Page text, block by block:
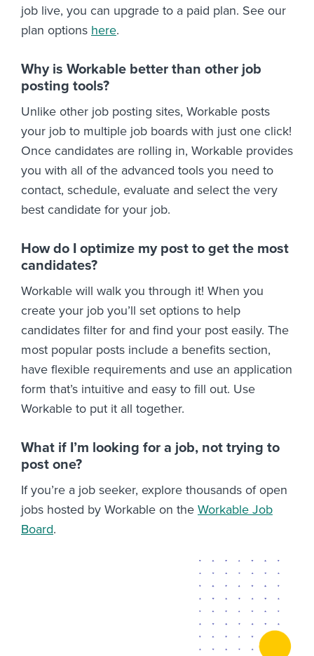
job live, you can upgrade to a paid plan. See our
plan options here.
Why is Workable better than other job
posting tools?
Unlike other job posting sites, Workable posts
your job to multiple job boards with just one click!
Once candidates are rolling in, Workable provides
you with all of the advanced tools you need to
contact, schedule, evaluate and select the very
best candidate for your job.
How do I optimize my post to get the most
candidates?
Workable will walk you through it! When you
create your job you’ll set options to help
candidates filter for and find your post easily. The
most popular posts include a benefits section,
have flexible requirements and use an application
form that’s intuitive and easy to fill out. Use
Workable to put it all together.
What if I’m looking for a job, not trying to
post one?
If you’re a job seeker, explore thousands of open
jobs hosted by Workable on the Workable Job
Board.